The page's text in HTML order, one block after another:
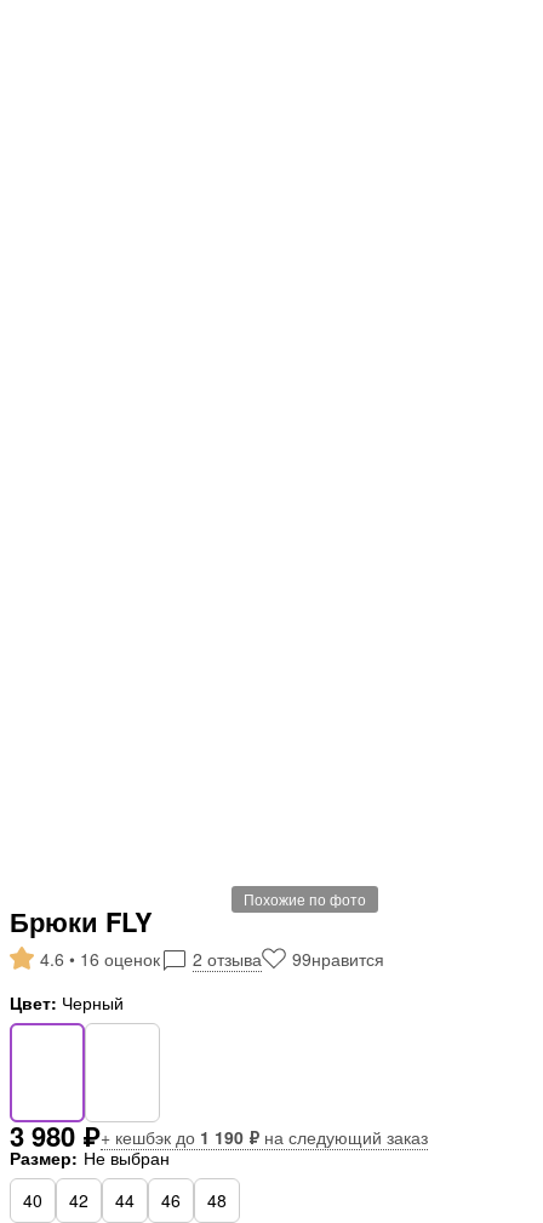
Похожие по фото
Брюки FLY
4.6 • 16 оценок 2 отзыва 99нравится
Цвет: Черный
3 980 ₽+ кешбэк до 1 190 ₽ на следующий заказ
Размер: Не выбран
40
42 44 46 48